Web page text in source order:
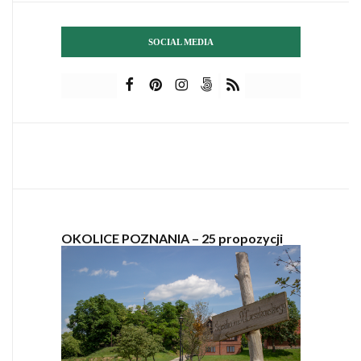
SOCIAL MEDIA
OKOLICE POZNANIA – 25 propozycji